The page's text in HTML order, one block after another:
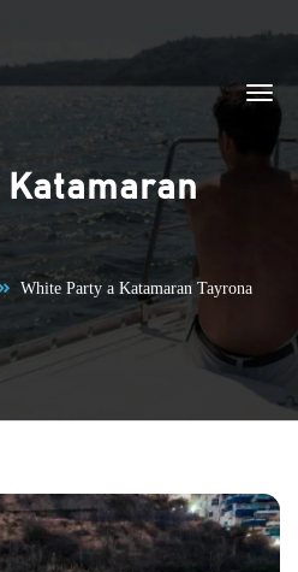
Katamaran
White Party a Katamaran Tayrona